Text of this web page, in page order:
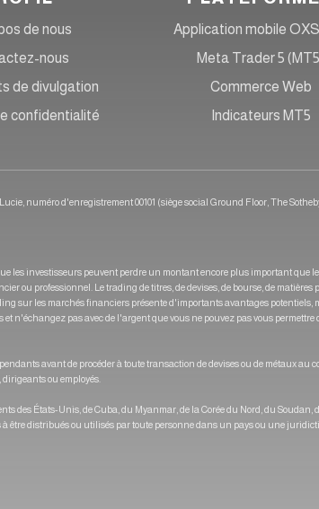
de nous
nous
de divulgation
confidentialité
Application mobile
Meta Trader 5
Commerce Web
Indicateurs MT5
numéro d'enregistrement 00101 (siège social Ground Floor, The
les investisseurs peuvent perdre un montant encore plus important
ou professionnel. Le trading de titres, de devises, de bourse, de
sur les marchés financiers présente d'importants avantages
n'échangez pas avec de l'argent que vous ne pouvez pas vous
avant de procéder à toute transaction de devises ou de métaux au
ou employés.
des États-Unis, de Cuba, du Myanmar, de la Corée du Nord, du
à être distribués ou utilisés par toute personne dans un pays ou une